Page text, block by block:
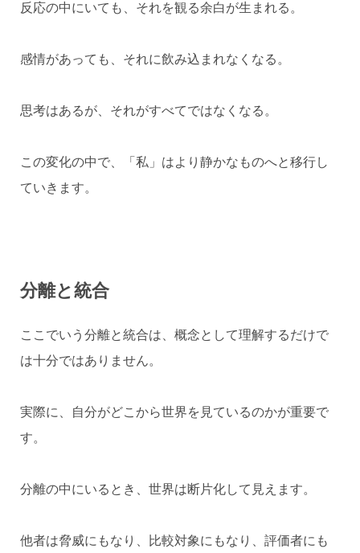
反応の中にいても、それを観る余白が生まれる。
感情があっても、それに飲み込まれなくなる。
思考はあるが、それがすべてではなくなる。
この変化の中で、「私」はより静かなものへと移行し
ていきます。
分離と統合
ここでいう分離と統合は、概念として理解するだけで
は十分ではありません。
実際に、自分がどこから世界を見ているのかが重要で
す。
分離の中にいるとき、世界は断片化して見えます。
他者は脅威にもなり、比較対象にもなり、評価者にも